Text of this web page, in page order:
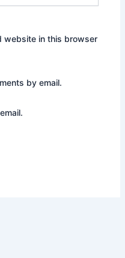
website in this browser
by email.